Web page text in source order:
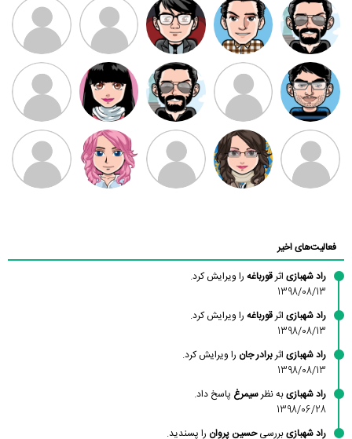
ممدرضا رضا کاظمی زهرا ~ ابتین
سید محمد
موسوی
مهدی فرهمند مهدی سلطانی داود رضیی
طرفدار میلی
بابی براون
کیوان کیانی
سامان راحمی امیردلتا امیروو ملیکا منتظری عارفه داستانپور
فعالیت‌های اخیر
راد شهبازی اثرقورباغه را ویرایش کرد.
1398/08/13
راد شهبازی اثرقورباغه را ویرایش کرد.
1398/08/13
راد شهبازی اثربرادر جان را ویرایش کرد.
1398/08/13
راد شهبازیبه نظرسیمرغ پاسخ داد.
1398/06/28
راد شهبازیبررسیحسین پروان را پسندید.